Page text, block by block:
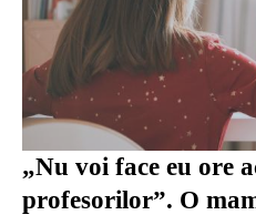
„Nu voi face eu ore
profesorilor”. O